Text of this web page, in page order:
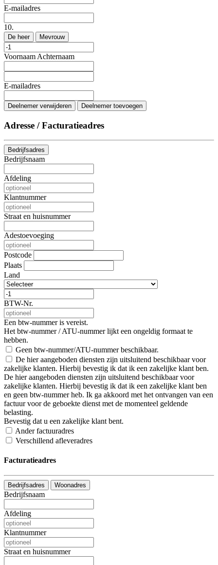
E-mailadres
10.
De heer Mevrouw
Voornaam Achternaam
E-mailadres
Deelnemer verwijderen Deelnemer toevoegen
Adresse / Facturatieadres
Bedrijfsadres
Bedrijfsnaam
Afdeling
Klantnummer
Straat en huisnummer
Adestoevoeging
Postcode
Plaats
Land
BTW-Nr.
Een btw-nummer is vereist.
Het btw-nummer / ATU-nummer lijkt een ongeldig formaat te
hebben.
Geen btw-nummer/ATU-nummer beschikbaar.
De hier aangeboden diensten zijn uitsluitend beschikbaar voor
zakelijke klanten. Hierbij bevestig ik dat ik een zakelijke klant ben.
De hier aangeboden diensten zijn uitsluitend beschikbaar voor
zakelijke klanten. Hierbij bevestig ik dat ik een zakelijke klant ben
en geen btw-nummer heb. Ik ga akkoord met het ontvangen van een
factuur voor de geboekte dienst met de momenteel geldende
belasting.
Bevestig dat u een zakelijke klant bent.
Ander factuuradres
Verschillend afleveradres
Facturatieadres
Bedrijfsadres Woonadres
Bedrijfsnaam
Afdeling
Klantnummer
Straat en huisnummer